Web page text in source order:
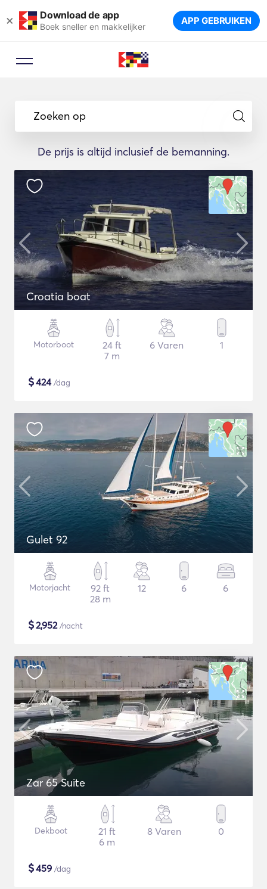
× Download de app
Boek sneller en makkelijker APP GEBRUIKEN
Zoeken op
De prijs is altijd inclusief de bemanning.
Croatia boat
Motorboot
24 ft
7 m
6 Varen 1
$424/dag
Gulet 92
Motorjacht
92 ft
28 m
12 6 6
$2,952/nacht
Zar 65 Suite
Dekboot
21 ft
6 m
8 Varen 0
$459 /dag